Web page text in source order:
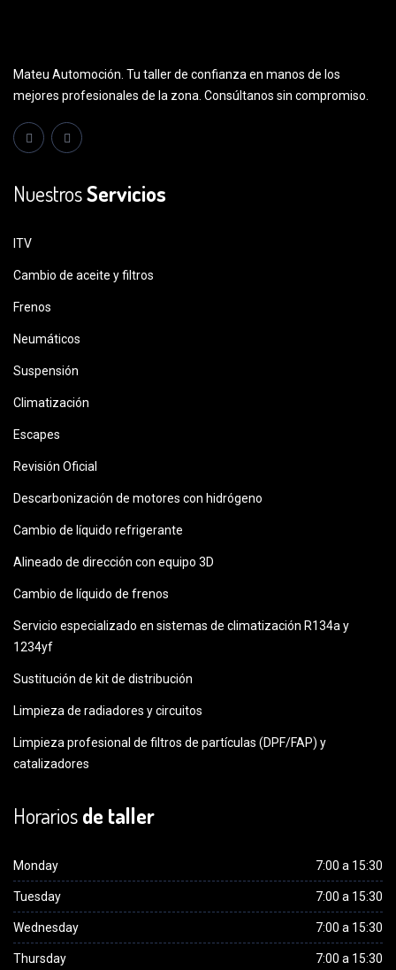
Mateu Automoción. Tu taller de confianza en manos de los
mejores profesionales de la zona. Consúltanos sin compromiso.
NuestrosServicios
ITV
Cambio de aceite y filtros
Frenos
Neumáticos
Suspensión
Climatización
Escapes
Revisión Oficial
Descarbonización de motores con hidrógeno
Cambio de líquido refrigerante
Alineado de dirección con equipo 3D
Cambio de líquido de frenos
Servicio especializado en sistemas de climatización R134a y
1234yf
Sustitución de kit de distribución
Limpieza de radiadores y circuitos
Limpieza profesional de filtros de partículas (DPF/FAP) y
catalizadores
Horariosde taller
Monday 7:00 a 15:30
Tuesday 7:00 a 15:30
Wednesday 7:00 a 15:30
Thursday 7:00 a 15:30